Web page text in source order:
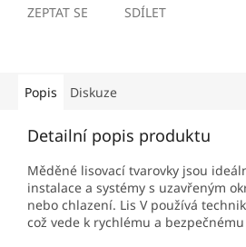
ZEPTAT SE SDÍLET
Popis Diskuze
Detailní popis produktu
Měděné lisovací tvarovky jsou
instalace a systémy s uzavřeným
nebo chlazení. Lis V používá
což vede k rychlému a